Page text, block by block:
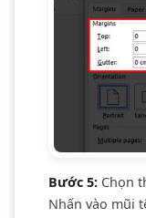
Bước 5: Chọn
Nhấn vào mũi